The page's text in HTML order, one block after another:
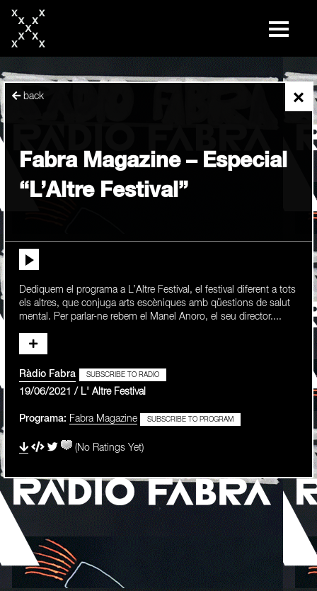
content
×
back
Fabra Magazine – Especial
“L’Altre Festival”
Dediquem el programa a L’Altre Festival, el festival diferent a tots
els altres, que conjuga arts escèniques amb qüestions de salut
mental. Per parlar-ne rebem el Manel Anoro, el seu director....
Ràdio Fabra SUBSCRIBE TO RADIO
19/06/2021 / L' Altre Festival
Programa: Fabra Magazine SUBSCRIBE TO PROGRAM
(No Ratings Yet)